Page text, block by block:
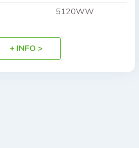
5120WW
+ INFO >